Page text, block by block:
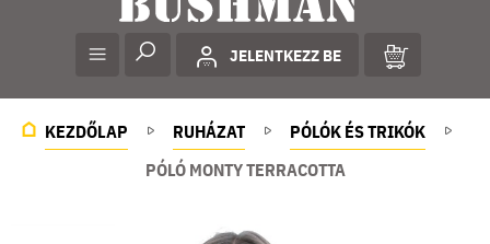
JELENTKEZZ BE
KEZDŐLAP RUHÁZAT
PÓLÓK ÉS TRIKÓK
PÓLÓ MONTY TERRACOTTA